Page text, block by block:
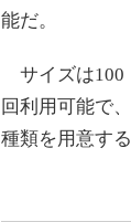
能だ。
サイズは100
回利用可能で
種類を用意する